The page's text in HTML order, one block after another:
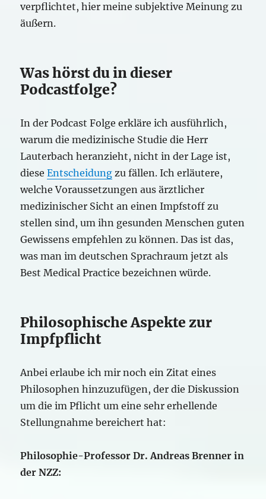
verpflichtet, hier meine subjektive Meinung zu
äußern.
Was hörst du in dieser
Podcastfolge?
In der Podcast Folge erkläre ich ausführlich,
warum die medizinische Studie die Herr
Lauterbach heranzieht, nicht in der Lage ist,
dieseEntscheidung zu fällen. Ich erläutere,
welche Voraussetzungen aus ärztlicher
medizinischer Sicht an einen Impfstoff zu
stellen sind, um ihn gesunden Menschen guten
Gewissens empfehlen zu können. Das ist das,
was man im deutschen Sprachraum jetzt als
Best Medical Practice bezeichnen würde.
Philosophische Aspekte zur
Impfpflicht
Anbei erlaube ich mir noch ein Zitat eines
Philosophen hinzuzufügen, der die Diskussion
um die im Pflicht um eine sehr erhellende
Stellungnahme bereichert hat:
Philosophie-Professor Dr. Andreas Brenner in
der NZZ: